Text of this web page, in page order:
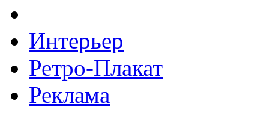
Интерьер
Ретро-Плакат
Реклама